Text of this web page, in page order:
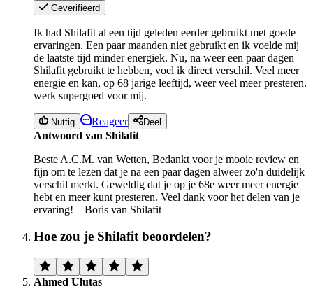
Geverifieerd
Ik had Shilafit al een tijd geleden eerder gebruikt met goede
ervaringen. Een paar maanden niet gebruikt en ik voelde mij
de laatste tijd minder energiek. Nu, na weer een paar dagen
Shilafit gebruikt te hebben, voel ik direct verschil. Veel meer
energie en kan, op 68 jarige leeftijd, weer veel meer presteren.
werk supergoed voor mij.
Nuttig Reageer Deel
Antwoord van Shilafit
Beste A.C.M. van Wetten, Bedankt voor je mooie review en
fijn om te lezen dat je na een paar dagen alweer zo'n duidelijk
verschil merkt. Geweldig dat je op je 68e weer meer energie
hebt en meer kunt presteren. Veel dank voor het delen van je
ervaring! – Boris van Shilafit
Hoe zou je Shilafit beoordelen?
Ahmed Ulutas